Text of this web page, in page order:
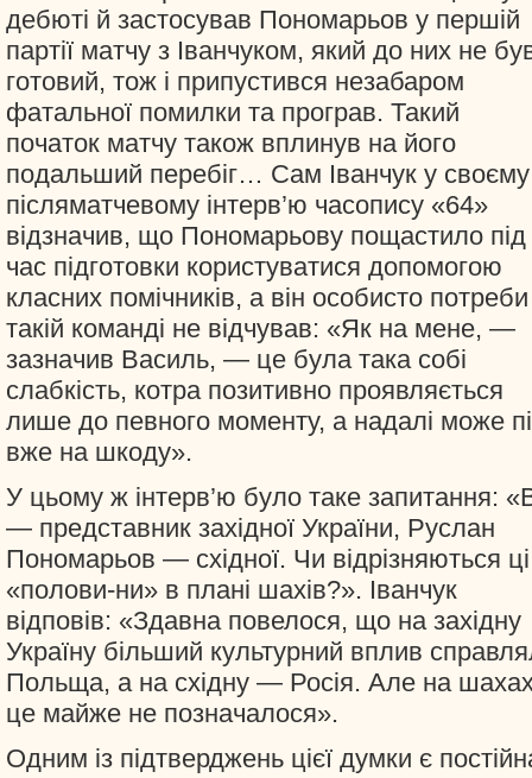
дебюті й застосував Пономарьов у першій
партії матчу з Іванчуком, який до них не
готовий, тож і припустився незабаром
фатальної помилки та програв. Такий
початок матчу також вплинув на його
подальший перебіг… Сам Іванчук у своєму
післяматчевому інтерв’ю часопису «64»
відзначив, що Пономарьову пощастило під
час підготовки користуватися допомогою
класних помічників, а він особисто
такій команді не відчував: «Як на мене, —
зазначив Василь, — це була така собі
слабкість, котра позитивно проявляється
лише до певного моменту, а надалі може
вже на шкоду».
У цьому ж інтерв’ю було таке запитання:
— представник західної України, Руслан
Пономарьов — східної. Чи відрізняються ці
«полови-ни» в плані шахів?». Іванчук
відповів: «Здавна повелося, що на західну
Україну більший культурний вплив
Польща, а на східну — Росія. Але на
це майже не позначалося».
Одним із підтверджень цієї думки є